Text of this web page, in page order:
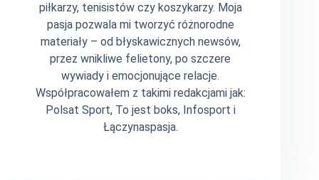
piłkarzy, tenisistów czy koszykarzy. Moja
pasja pozwala mi tworzyć różnorodne
materiały – od błyskawicznych newsów,
przez wnikliwe felietony, po szczere
wywiady i emocjonujące relacje.
Współpracowałem z takimi redakcjami jak:
Polsat Sport, To jest boks, Infosport i
Łączynaspasja.